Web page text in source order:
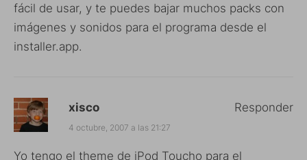
fácil de usar, y te puedes bajar muchos packs con
imágenes y sonidos para el programa desde el
installer.app.
xisco
4 octubre, 2007 a las 21:27
Yo tengo el theme de iPod Toucho para el
Responder